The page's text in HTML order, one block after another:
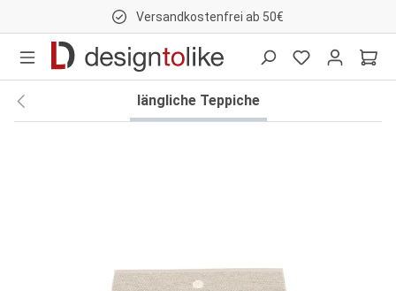
Versandkostenfrei ab 50€
längliche Teppiche